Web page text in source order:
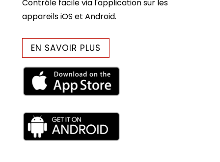
Contrôle facile via l'application sur les
appareils iOS et Android.
EN SAVOIR PLUS